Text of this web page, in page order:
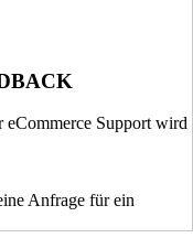
eCommerce Support wird
Anfrage für ein